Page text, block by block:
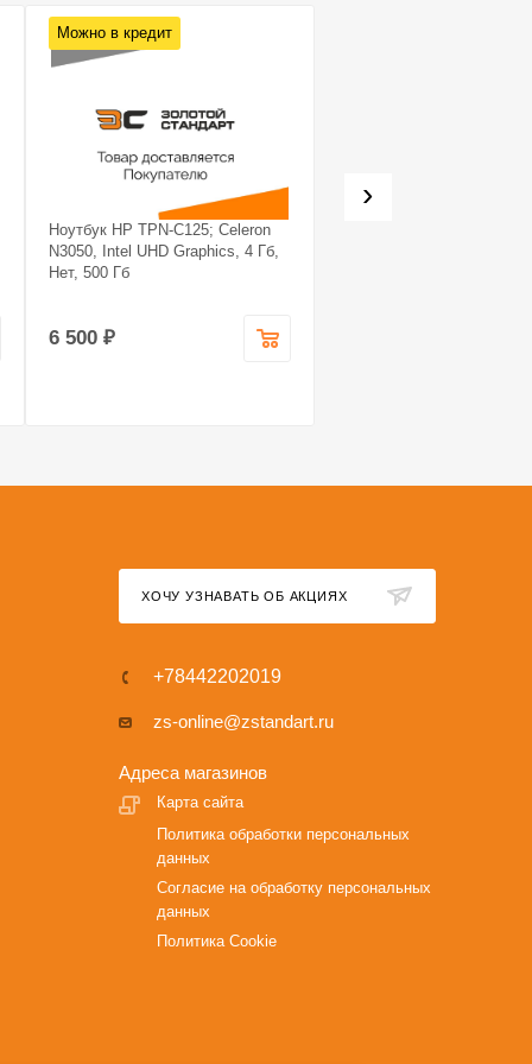
Можно в кредит
Ноутбук HP TPN-C125; Celeron
N3050, Intel UHD Graphics, 4 Гб,
Нет, 500 Гб
6 500 ₽
›
ХОЧУ УЗНАВАТЬ ОБ АКЦИЯХ
+78442202019
zs-online@zstandart.ru
Адреса магазинов
Карта сайта
Политика обработки персональных
данных
Согласие на обработку персональных
данных
Политика Cookie